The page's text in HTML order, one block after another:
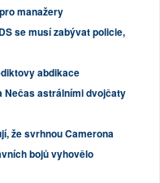
manažery
se musí zabývat policie,
abdikace
Nečas astrálními dvojčaty
že svrhnou Camerona
bojů vyhovělo